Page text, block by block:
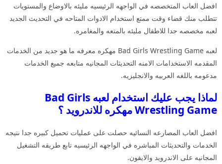
افضل العاب المتخصصه في الواجهه الرئيسيه مليئه بالاوضاع والمستويات
تتطلب منك قضاء وقت ممتع استخدام الادوات المتاحه في التحديث الجديد
لعبه مخصصه جدا للاطفال مليئه بالمتعه والمغامره.
لعبه Bad Girls Wrestling Game مهكره معرفه ما هو جديد من الخدمات
المقدمه الاستخدامات الامنه التحديثات المجانيه متابعه جميع الخدمات
مدعومه باللغه العربيه والانجليزيه.
لماذا يجب عليك استخدام لعبه Bad Girls
Wrestling Game مهكره للاندرويد ؟
افضل العاب المصارعه النسائيه حصلت على عمليات تحميل كبيره جدا نتيجه
الخدمات والتحديثات المباشره في الواجهه الرئيسيه تابع طريقه التشغيل
المجانيه على الاندرويد والايفون.